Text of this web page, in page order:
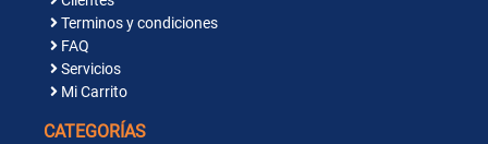
Terminos y condiciones
FAQ
Servicios
Mi Carrito
CATEGORÍAS